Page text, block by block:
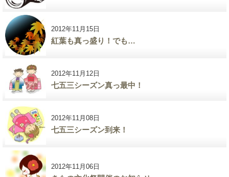
2012年11月15日
紅葉も真っ盛り！でも…
2012年11月12日
七五三シーズン真っ最中！
2012年11月08日
七五三シーズン到来！
2012年11月06日